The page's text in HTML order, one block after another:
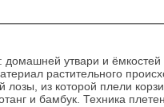
утвари и
растительного
из которой плели
и бамбук. Техника